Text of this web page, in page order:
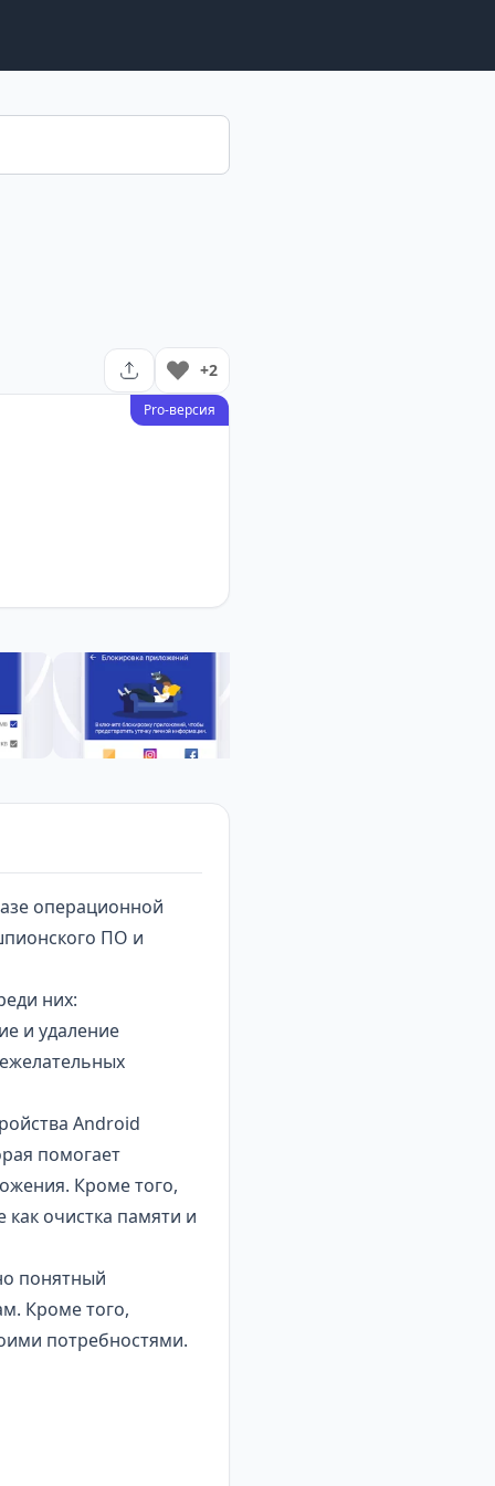
+2
Pro-версия
операционной
ПО и
них:
и удаление
Android
помогает
Кроме того,
очистка памяти и
понятный
Кроме того,
потребностями.